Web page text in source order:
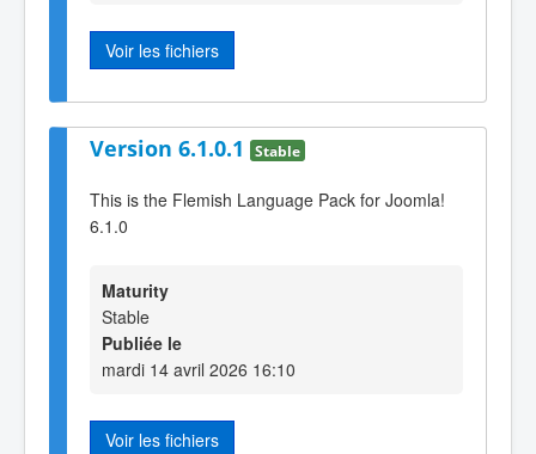
Voir les fichiers
Version 6.1.0.1 Stable
This is the Flemish Language Pack for Joomla!
6.1.0
Maturity
Stable
Publiée le
mardi 14 avril 2026 16:10
Voir les fichiers